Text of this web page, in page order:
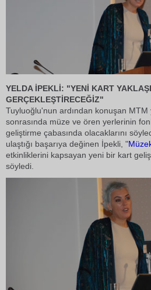
YELDA İPEKLİ: "YENİ KART
GERÇEKLEŞTİRECEĞİZ"
Tuyluoğlu'nun ardından konuşan
sonrasında müze ve ören yerlerinin
geliştirme çabasında olacaklarını
ulaştığı başarıya değinen İpekli, "
etkinliklerini kapsayan yeni bir kart
söyledi.